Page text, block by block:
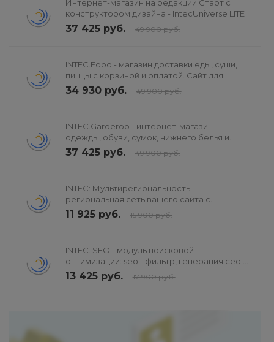
Интернет-магазин на редакции Старт с
конструктором дизайна - IntecUniverse LITE
37 425 руб. 49 900 руб.
INTEC.Food - магазин доставки еды, суши,
пиццы с корзиной и оплатой. Сайт для
ресторанов и кафе
34 930 руб. 49 900 руб.
INTEC.Garderob - интернет-магазин
одежды, обуви, сумок, нижнего белья и
аксессуаров
37 425 руб. 49 900 руб.
INTEC: Мультирегиональность -
региональная сеть вашего сайта с
продвижением в поисковиках
11 925 руб. 15 900 руб.
INTEC. SEO - модуль поисковой
оптимизации: seo - фильтр, генерация сео -
текстов, H1, мета-тегов
13 425 руб. 17 900 руб.